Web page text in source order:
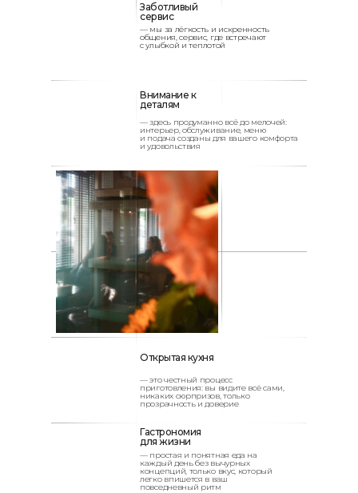
— это честный процесс
приготовления: вы видите всё сами,
никаких сюрпризов, только
прозрачность и доверие
— здесь продуманно всё до мелочей:
интерьер, обслуживание, меню
и подача созданы для вашего комфорта
и удовольствия
— мы за лёгкость и искренность
общения, сервис, где встречают
с улыбкой и теплотой
— простая и понятная еда на
каждый день без вычурных
концепций, только вкус, который
легко впишется в ваш
повседневный ритм
Заботливый
сервис
Внимание к
деталям
Открытая кухня
Гастрономия
для жизни